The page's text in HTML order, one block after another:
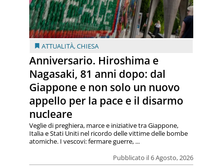
ATTUALITÀ,CHIESA
Anniversario. Hiroshima e
Nagasaki, 81 anni dopo: dal
Giappone e non solo un nuovo
appello per la pace e il disarmo
nucleare
Pubblicato il 6 Agosto, 2026
Veglie di preghiera, marce e iniziative tra Giappone,
Italia e Stati Uniti nel ricordo delle vittime delle bombe
atomiche. I vescovi: fermare guerre, ...